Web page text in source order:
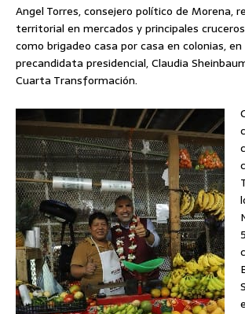
Angel Torres, consejero político de Morena,
territorial en mercados y principales
como brigadeo casa por casa en colonias,
precandidata presidencial, Claudia
Cuarta Transformación.